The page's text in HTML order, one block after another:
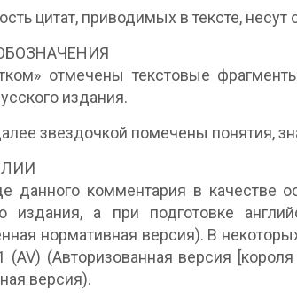
цитат, приводимых в тексте,
отмечены текстовые
издания.
звездочкой помечены понятия,
данного комментария в качестве
издания, а при подготовке
нормативная версия). В
(AV) (Авторизованная версия
версия).